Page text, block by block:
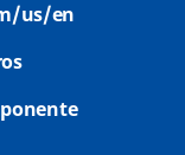
us/en